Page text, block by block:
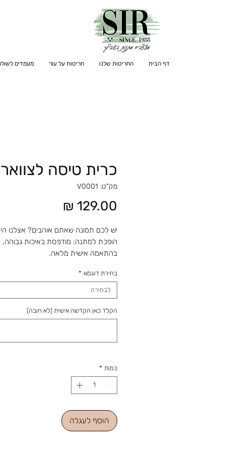
דף הבית החריטות שלנו חריטות על עור מעמדים
כרית טיסה לצוואר
מק"ט: V0001
יש לכם תמונה שאתם אוהבים? אצלנו
הופכת למתנה: מודפסת באיכות גבוהה,
בהתאמה אישית מלאה.
ומתנה שמוכנה בזמן לשמחה. נפגשים
בחירת דוגמא *
לבחירה
הקלד כאן הקדשה אישית (לא חובה)
כמות *
הוסף לעגלה